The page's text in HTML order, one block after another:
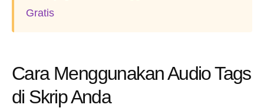
Gratis
Cara Menggunakan Audio Tags
di Skrip Anda